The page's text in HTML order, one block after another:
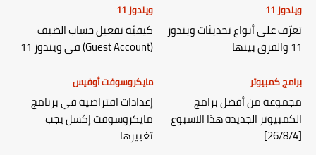
ويندوز 11
تعرّف على أنواع تحديثات ويندوز
11 والفرق بينها
ويندوز 11
كيفيّة تفعيل حساب الضيف
(Guest Account) في ويندوز 11
برامج كمبيوتر
مجموعة من أفضل برامج
الكمبيوتر الجديدة هذا الاسبوع
[26/8/4]
مايكروسوفت أوفيس
إعدادات افتراضية في برنامج
مايكروسوفت إكسل يجب
تغييرها